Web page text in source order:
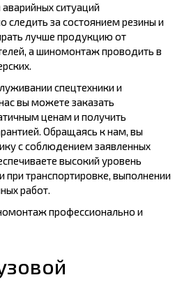
ситуаций
следить за состоянием резины и
лучше продукцию от
а шиномонтаж проводить в
спецтехники и
вы можете заказать
ценам и получить
Обращаясь к нам, вы
с соблюдением заявленных
высокий уровень
при транспортировке, выполнении
работ.